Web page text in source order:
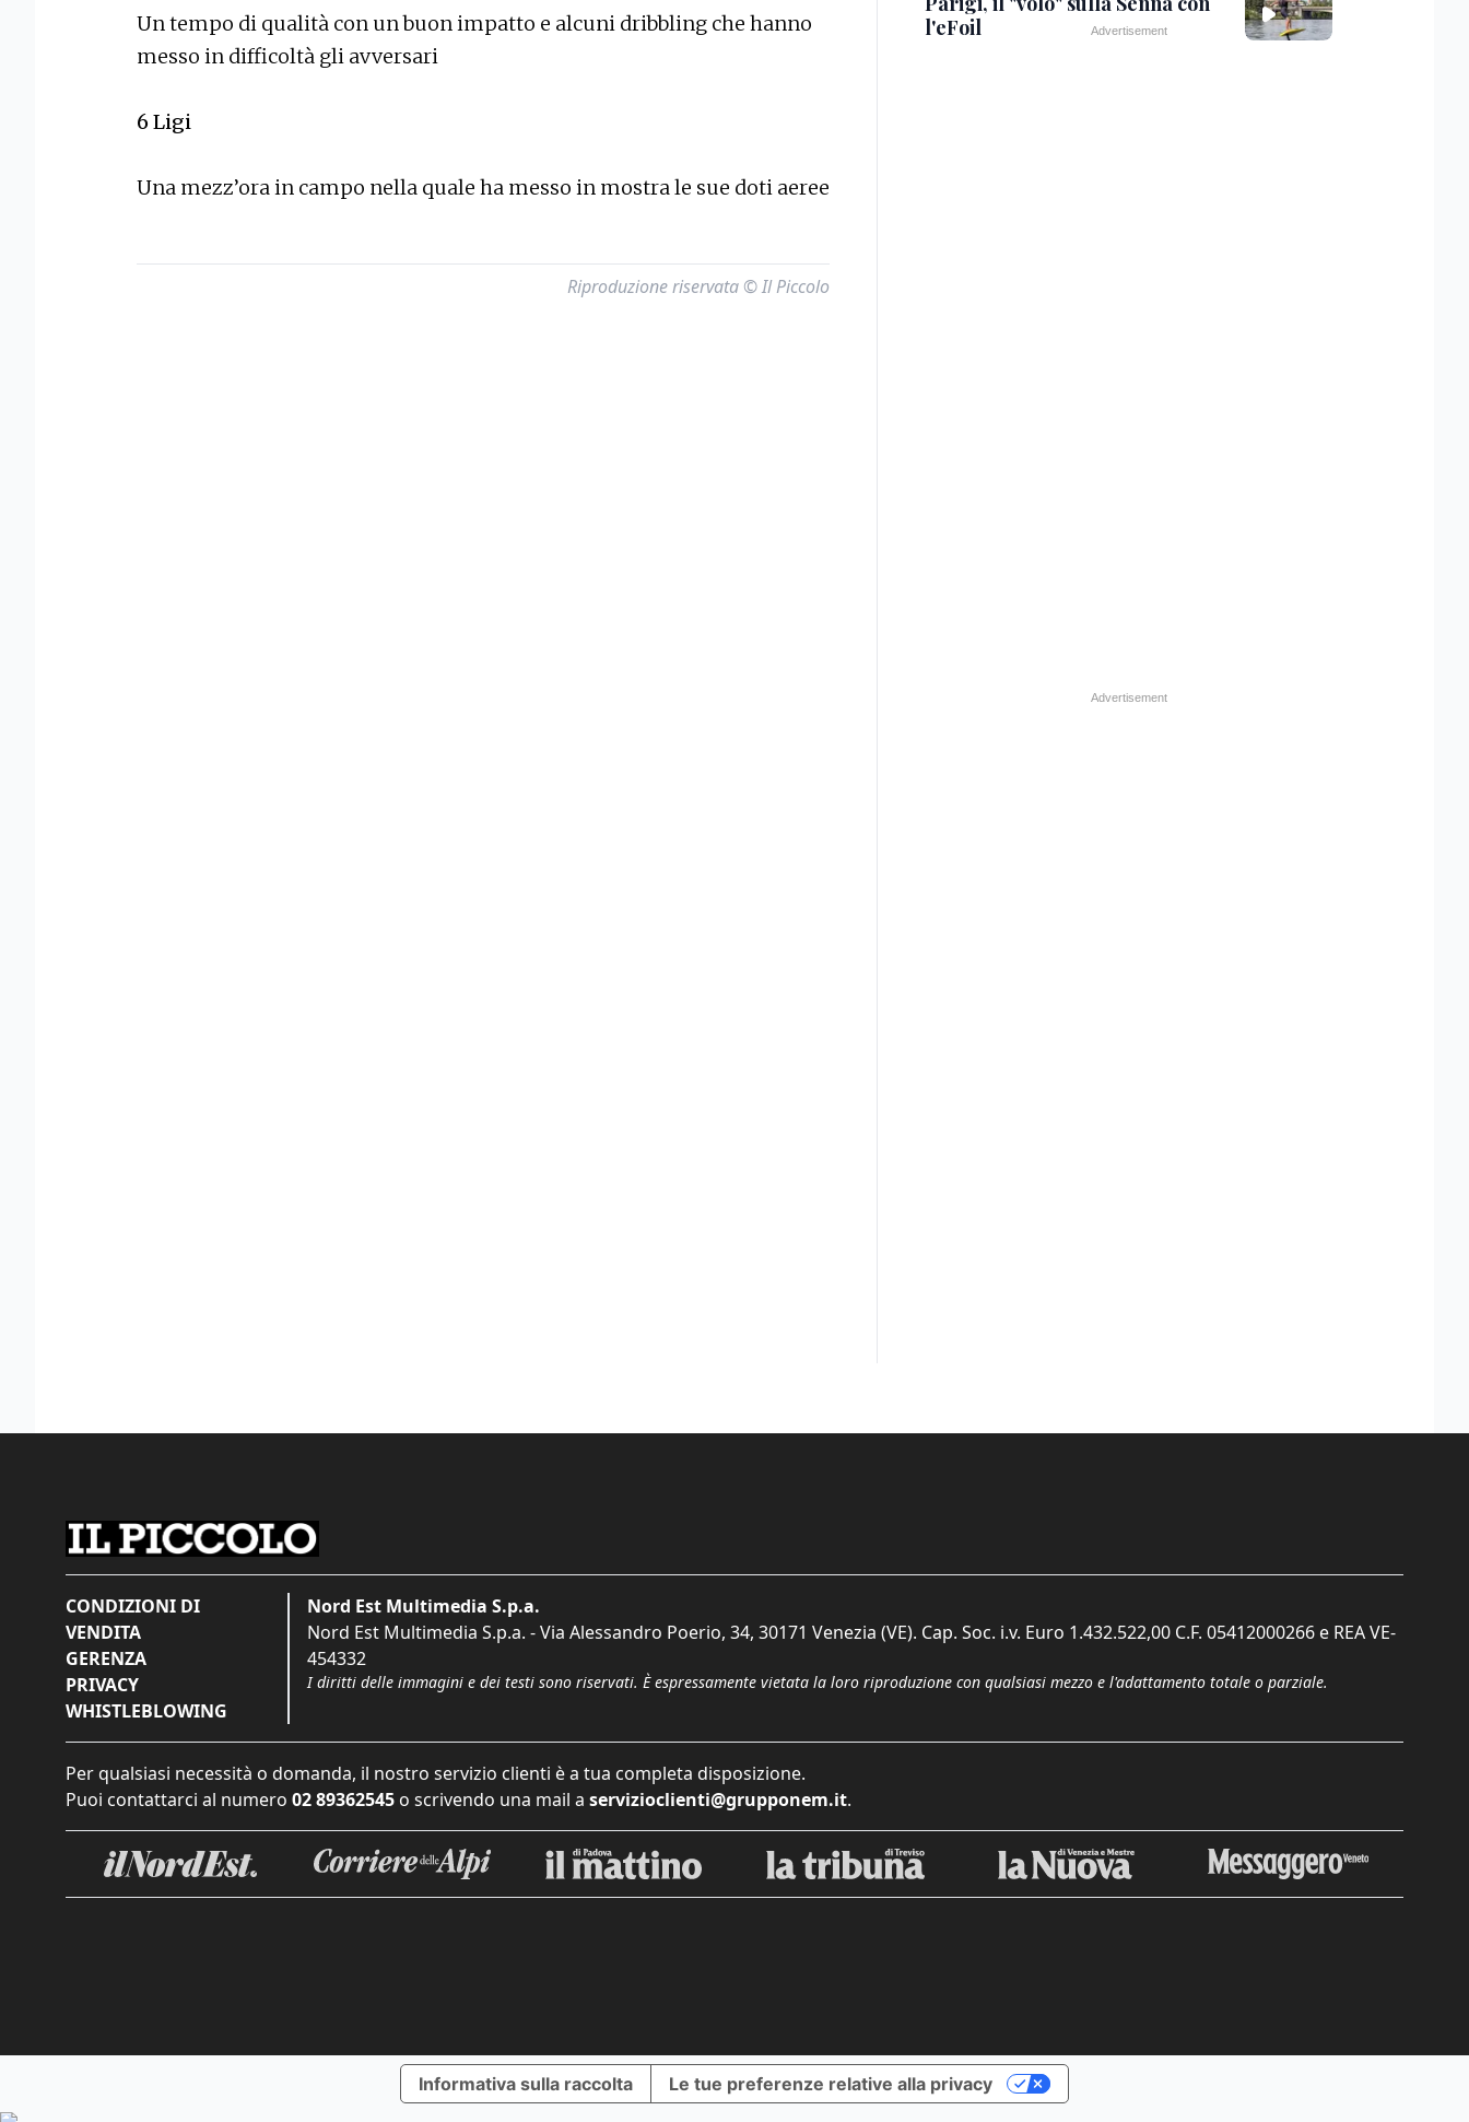
Un tempo di qualità con un buon impatto e alcuni dribbling che hanno
messo in difficoltà gli avversari
6 Ligi
Una mezz’ora in campo nella quale ha messo in mostra le sue doti aeree
Riproduzione riservata © Il Piccolo
l'eFoil
CONDIZIONI DI
VENDITA
GERENZA
PRIVACY
WHISTLEBLOWING
Nord Est Multimedia S.p.a.
Nord Est Multimedia S.p.a. - Via Alessandro Poerio, 34, 30171 Venezia (VE). Cap. Soc. i.v. Euro 1.432.522,00 C.F. 05412000266 e REA VE-
454332
I diritti delle immagini e dei testi sono riservati. È espressamente vietata la loro riproduzione con qualsiasi mezzo e l'adattamento totale o parziale.
Per qualsiasi necessità o domanda, il nostro servizio clienti è a tua completa disposizione.
Puoi contattarci al numero 02 89362545 o scrivendo una mail a servizioclienti@grupponem.it.
Informativa sulla raccolta Le tue preferenze relative alla privacy